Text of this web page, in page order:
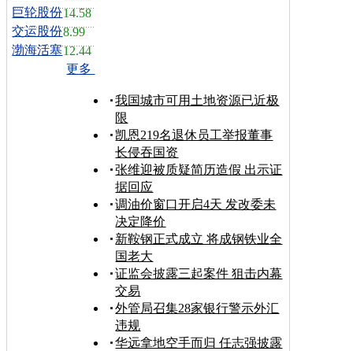
巨轮股份14.58
交运股份8.99
渤海活塞12.44
更多
我国城市可用土地资源已近极
限
凯恩219名退休员工举报董事
长侵吞国资
张维迎被质疑简历造假 出示证
据回应
调油价窗口开启4天 发改委未
决定降价
新鞍钢正式成立 将成钢铁业全
国老大
证监会披露三起案件 狙击内幕
交易
外管局召集28家银行警示外汇
违规
华远拿地空手而归 任志强披露